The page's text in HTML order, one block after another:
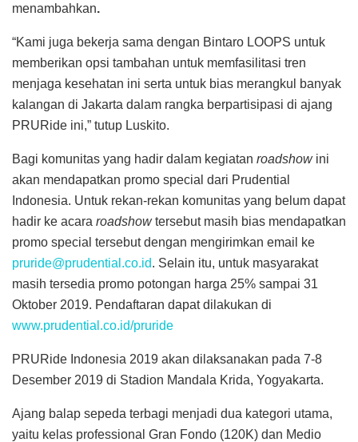
menambahkan.
“Kami juga bekerja sama dengan Bintaro LOOPS untuk
memberikan opsi tambahan untuk memfasilitasi tren
menjaga kesehatan ini serta untuk bias merangkul banyak
kalangan di Jakarta dalam rangka berpartisipasi di ajang
PRURide ini,” tutup Luskito.
Bagi komunitas yang hadir dalam kegiatan roadshowini
akan mendapatkan promo special dari Prudential
Indonesia. Untuk rekan-rekan komunitas yang belum dapat
hadir ke acara roadshowtersebut masih bias mendapatkan
promo special tersebut dengan mengirimkan email ke
pruride@prudential.co.id. Selain itu, untuk masyarakat
masih tersedia promo potongan harga 25% sampai 31
Oktober 2019. Pendaftaran dapat dilakukan di
www.prudential.co.id/pruride
PRURide Indonesia 2019 akan dilaksanakan pada 7-8
Desember 2019 di Stadion Mandala Krida, Yogyakarta.
Ajang balap sepeda terbagi menjadi dua kategori utama,
yaitu kelas professional Gran Fondo (120K) dan Medio